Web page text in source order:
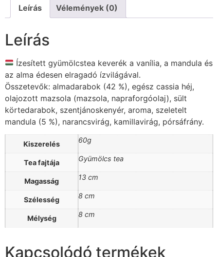
Leírás Vélemények (0)
Leírás
Ízesített gyümölcstea keverék a vanília, a mandula és
az alma édesen elragadó ízvilágával.
Összetevők: almadarabok (42 %), egész cassia héj,
olajozott mazsola (mazsola, napraforgóolaj), sült
körtedarabok, szentjánoskenyér, aroma, szeletelt
mandula (5 %), narancsvirág, kamillavirág, pórsáfrány.
Kiszerelés 60g
Tea fajtája Gyümölcs tea
Magasság 13 cm
Szélesség 8 cm
Mélység 8 cm
Kapcsolódó termékek